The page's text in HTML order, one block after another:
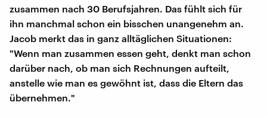
zusammen nach 30 Berufsjahren. Das fühlt sich für
ihn manchmal schon ein bisschen unangenehm an.
Jacob merkt das in ganz alltäglichen Situationen:
"Wenn man zusammen essen geht, denkt man schon
darüber nach, ob man sich Rechnungen aufteilt,
anstelle wie man es gewöhnt ist, dass die Eltern das
übernehmen."